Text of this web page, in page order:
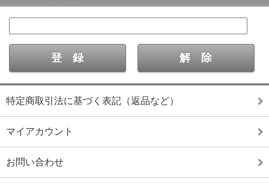
特定商取引法に基づく表記（返品など）
マイアカウント
お問い合わせ